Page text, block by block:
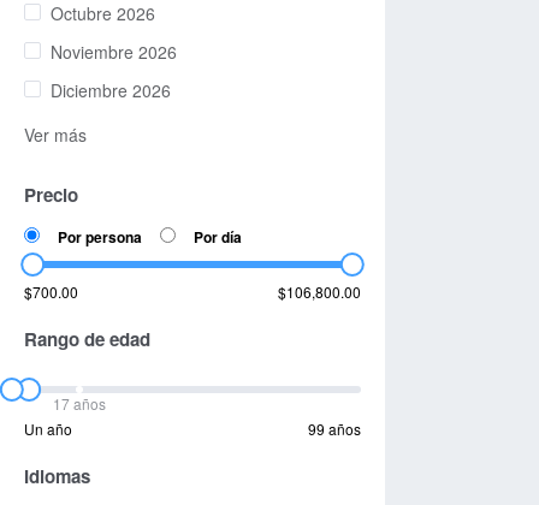
Octubre 2026
Noviembre 2026
Diciembre 2026
Ver más
Precio
Por persona Por día
$700.00 $106,800.00
Rango de edad
17 años
Un año
99 años
Idiomas